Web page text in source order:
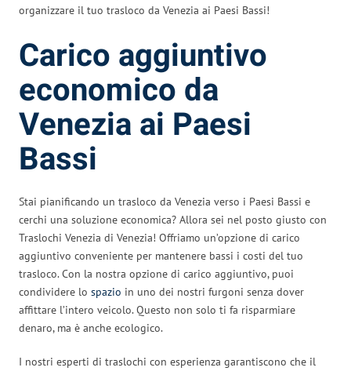
organizzare il tuo trasloco da Venezia ai Paesi Bassi!
Carico aggiuntivo
economico da
Venezia ai Paesi
Bassi
Stai pianificando un trasloco da Venezia verso i Paesi Bassi e
cerchi una soluzione economica? Allora sei nel posto giusto con
Traslochi Venezia di Venezia! Offriamo un’opzione di carico
aggiuntivo conveniente per mantenere bassi i costi del tuo
trasloco. Con la nostra opzione di carico aggiuntivo, puoi
condividere lo spazio in uno dei nostri furgoni senza dover
affittare l’intero veicolo. Questo non solo ti fa risparmiare
denaro, ma è anche ecologico.
I nostri esperti di traslochi con esperienza garantiscono che il